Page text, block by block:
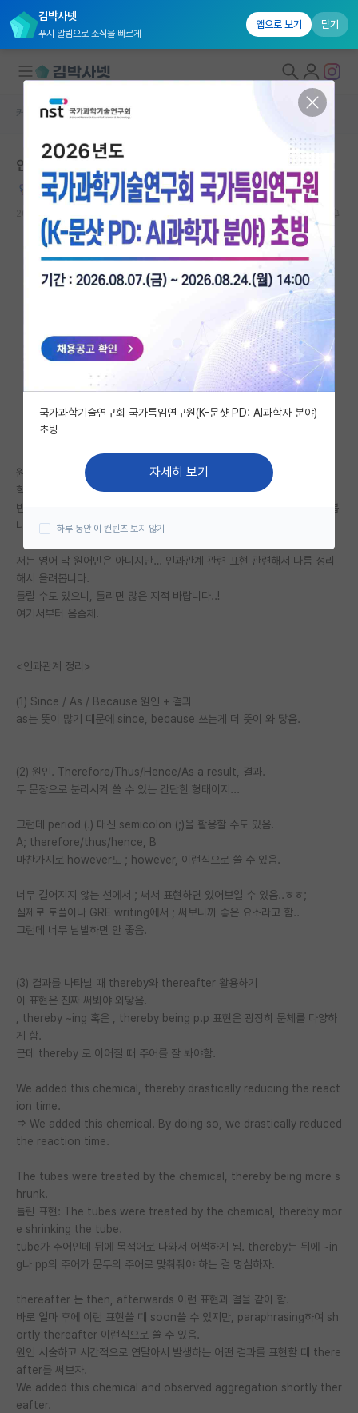
김박사넷
푸시 알림으로 소식을 빠르게
앱으로 보기 닫기
연구실&오픈랩
커뮤니티
커뮤니티 홈
IF 명예의전당
자유 게시판(아무개랩)
미국 유학 게시판
미국 대학원 합격 후기 게시판
대학원생 모집 게시판
연구실(PI) 홍보 게시판
석박사 채용 정보 게시판
임용 정보 게시판
임용 후기 게시판
인문사회 계열 게시판
반도체/AI 게시판
장학금/장학생 게시판
학술 정보 게시판
홍보 게시판
유학교육
이벤트
반도체 아카데미
재팬라운지 🌸
커뮤니티 홈 자유 게시판(아무개랩)
인과관계 영어표현 정리
튼튼한 토마스 홉스
원래는 후배들 글쓰기 교육할 때 만들어둔 자료 중 하난데...
학교 대나무숲에서 관련 질문이 올라와서 이걸 정리해서 올렸는데
반응이 좋은 거 보고 다른 사람들에게 도움이 될 거 같아서 여기에도 올려봅
니다.
저는 영어 막 원어민은 아니지만… 인과관계 관련 표현 관련해서 나름 정리
해서 올려봅니다.
틀릴 수도 있으니, 틀리면 많은 지적 바랍니다..!
여기서부터 음슴체.
<인과관계 정리>
(1) Since / As / Because 원인 + 결과
as는 뜻이 많기 때문에 since, because 쓰는게 더 뜻이 와 닿음.
(2) 원인. Therefore/Thus/Hence/As a result, 결과.
두 문장으로 분리시켜 쓸 수 있는 간단한 형태이지...
그런데 period (.) 대신 semicolon (;)을 활용할 수도 있음.
A; therefore/thus/hence, B
마찬가지로 however도 ; however, 이런식으로 쓸 수 있음.
너무 길어지지 않는 선에서 ; 써서 표현하면 있어보일 수 있음..ㅎㅎ;
실제로 토플이나 GRE writing에서 ; 써보니까 좋은 요소라고 함..
그런데 너무 남발하면 안 좋음.
(3) 결과를 나타날 때 thereby와 thereafter 활용하기
이 표현은 진짜 써봐야 와닿음.
, thereby ~ing 혹은 , thereby being p.p 표현은 굉장히 문체를 다양하
게 함.
근데 thereby 로 이어질 때 주어를 잘 봐야함.
We added this chemical, thereby drastically reducing the react
ion time.
=> We added this chemical. By doing so, we drastically reduced
the reaction time.
The tubes were treated by the chemical, thereby being more s
hrunk.
틀린 표현: The tubes were treated by the chemical, thereby mor
e shrinking the tube.
tube가 주어인데 뒤에 목적어로 나와서 어색하게 됨. thereby는 뒤에 ~in
g나 pp의 주어가 문두의 주어로 맞춰줘야 하는 걸 명심하자.
thereafter 는 then, afterwards 이런 표현과 결을 같이 함.
바로 얼마 후에 이런 표현쓸 때 soon쓸 수 있지만, paraphrasing하여 sh
ortly thereafter 이런식으로 쓸 수 있음.
원인 서술하고 시간적으로 연달아서 발생하는 어떤 결과를 표현할 때 there
after를 써보자.
We added this chemical and observed aggregation shortly ther
eafter.
국가과학기술연구회 국가특임연구원(K-문샷 PD: AI과학자 분야)
초빙
자세히 보기
하루 동안 이 컨텐츠 보지 않기